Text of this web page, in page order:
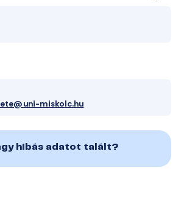
miskolc.hu
hibás adatot talált?